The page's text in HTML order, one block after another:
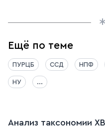
Ещё по теме
ПУРЦБ ССД НПФ
НУ ...
Анализ таксономии